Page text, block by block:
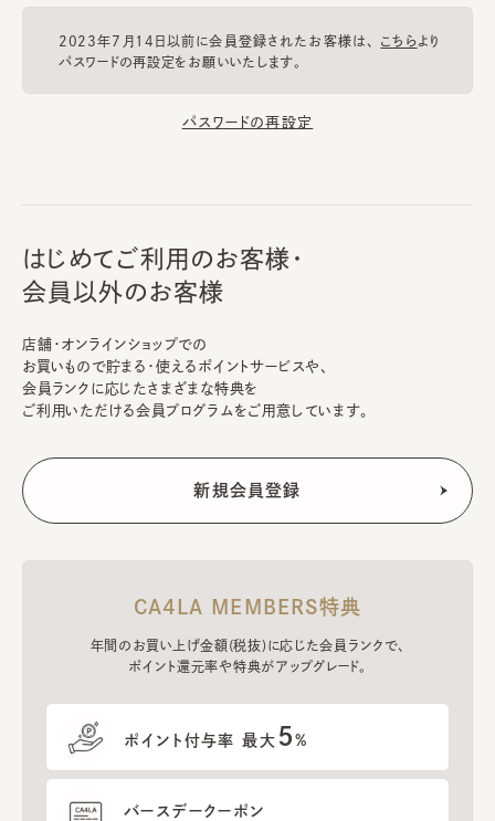
2023年7月14日以前に会員登録されたお客様は、 こちらより
パスワードの再設定をお願いいたします。
パスワードの再設定
はじめてご利用のお客様・
会員以外のお客様
店舗・オンラインショップでの
お買いもので貯まる・使えるポイントサービスや、
会員ランクに応じたさまざまな特典を
ご利用いただける会員プログラムをご用意しています。
CA4LA MEMBERS特典
年間のお買い上げ金額(税抜)に応じた会員ランクで、
ポイント還元率や特典がアップグレード。
ポイント付与率 最大 5%
バースデークーポン